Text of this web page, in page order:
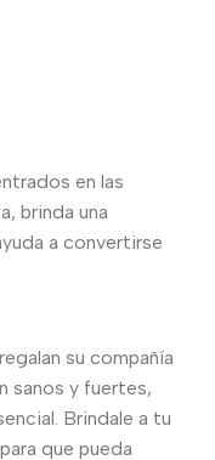
en las
brinda una
a convertirse
su compañía
sanos y fuertes,
Brindale a tu
que pueda